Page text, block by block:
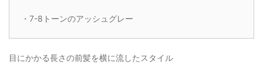
・7-8トーンのアッシュグレー
目にかかる長さの前髪を横に流したスタイル